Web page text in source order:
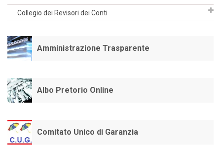
Collegio dei Revisori dei Conti
Amministrazione Trasparente
Albo Pretorio Online
Comitato Unico di Garanzia